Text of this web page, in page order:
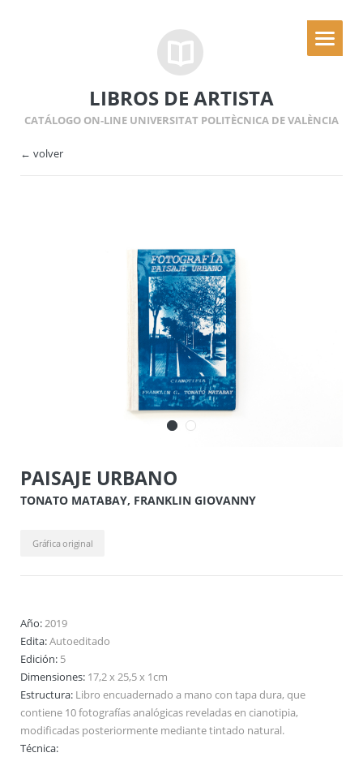
LIBROS DE ARTISTA
CATÁLOGO ON-LINE UNIVERSITAT POLITÈCNICA DE VALÈNCIA
← volver
PAISAJE URBANO
TONATO MATABAY, FRANKLIN GIOVANNY
Gráfica original
Año:2019
Edita:Autoeditado
Edición: 5
Dimensiones: 17,2 x 25,5 x 1cm
Estructura: Libro encuadernado a mano con tapa dura, que
contiene 10 fotografías analógicas reveladas en cianotipia,
modificadas posteriormente mediante tintado natural.
Técnica: